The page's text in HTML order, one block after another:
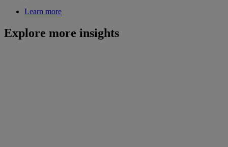
Learn more
Explore more insights